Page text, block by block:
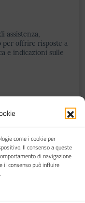
come i cookie per
Il consenso a queste
di navigazione
il consenso può influire
assistenza,
per offrire risposte a
e indicazioni sulle
"Arturo Loria"